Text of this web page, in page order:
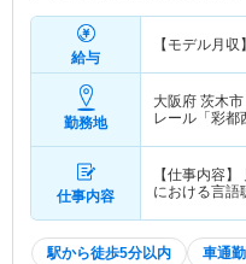
給与
【モデル月収】
勤務地
大阪府 茨木市
レール「彩都
仕事内容
【仕事内容
における言
駅から徒歩5分以内 車通